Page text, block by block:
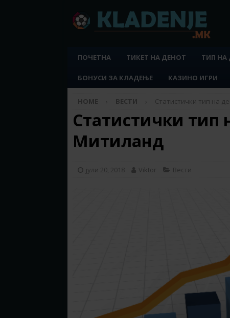
ПОЧЕТНА ТИКЕТ НА ДЕНОТ ТИП НА
БОНУСИ ЗА КЛАДЕЊЕ КАЗИНО ИГРИ
HOME ВЕСТИ Статистички тип на
Статистички тип
Митиланд
јули 20, 2018 Viktor Вести